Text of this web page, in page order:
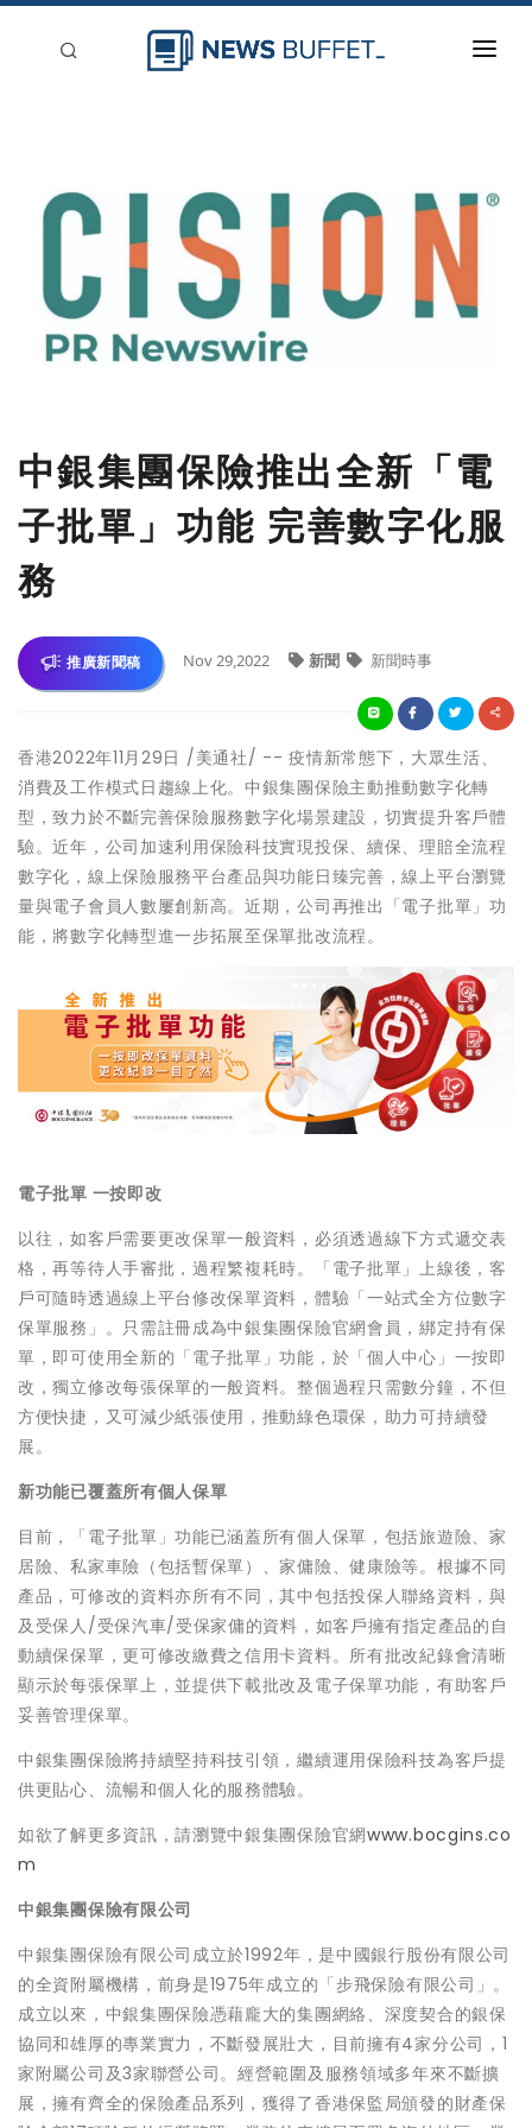
登入
中銀集團保險推出全新「電
子批單」功能 完善數字化服
務
推廣新聞稿 Nov 29,2022 新聞 新聞時事
香港2022年11月29日 /美通社/ -- 疫情新常態下，大眾生活、
消費及工作模式日趨線上化。中銀集團保險主動推動數字化轉
型，致力於不斷完善保險服務數字化場景建設，切實提升客戶體
驗。近年，公司加速利用保險科技實現投保、續保、理賠全流程
數字化，線上保險服務平台產品與功能日臻完善，線上平台瀏覽
量與電子會員人數屢創新高。近期，公司再推出「電子批單」功
能，將數字化轉型進一步拓展至保單批改流程。
電子批單 一按即改
以往，如客戶需要更改保單一般資料，必須透過線下方式遞交表
格，再等待人手審批，過程繁複耗時。「電子批單」上線後，客
戶可隨時透過線上平台修改保單資料，體驗「一站式全方位數字
保單服務」。只需註冊成為中銀集團保險官網會員，綁定持有保
單，即可使用全新的「電子批單」功能，於「個人中心」一按即
改，獨立修改每張保單的一般資料。整個過程只需數分鐘，不但
方便快捷，又可減少紙張使用，推動綠色環保，助力可持續發
展。
新功能已覆蓋所有個人保單
目前，「電子批單」功能已涵蓋所有個人保單，包括旅遊險、家
居險、私家車險（包括暫保單）、家傭險、健康險等。根據不同
產品，可修改的資料亦所有不同，其中包括投保人聯絡資料，與
及受保人/受保汽車/受保家傭的資料，如客戶擁有指定產品的自
動續保保單，更可修改繳費之信用卡資料。所有批改紀錄會清晰
顯示於每張保單上，並提供下載批改及電子保單功能，有助客戶
妥善管理保單。
中銀集團保險將持續堅持科技引領，繼續運用保險科技為客戶提
供更貼心、流暢和個人化的服務體驗。
如欲了解更多資訊，請瀏覽中銀集團保險官網www.bocgins.co
m
中銀集團保險有限公司
中銀集團保險有限公司成立於1992年，是中國銀行股份有限公司
的全資附屬機構，前身是1975年成立的「步飛保險有限公司」。
成立以來，中銀集團保險憑藉龐大的集團網絡、深度契合的銀保
協同和雄厚的專業實力，不斷發展壯大，目前擁有4家分公司，1
家附屬公司及3家聯營公司。經營範圍及服務領域多年來不斷擴
展，擁有齊全的保險產品系列，獲得了香港保監局頒發的財產保